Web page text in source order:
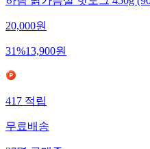
하림 닭가슴살 핫도그 450g
20,000원
31%13,900원
417적립
무료배송